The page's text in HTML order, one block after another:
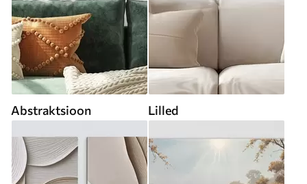
Abstraktsioon Lilled